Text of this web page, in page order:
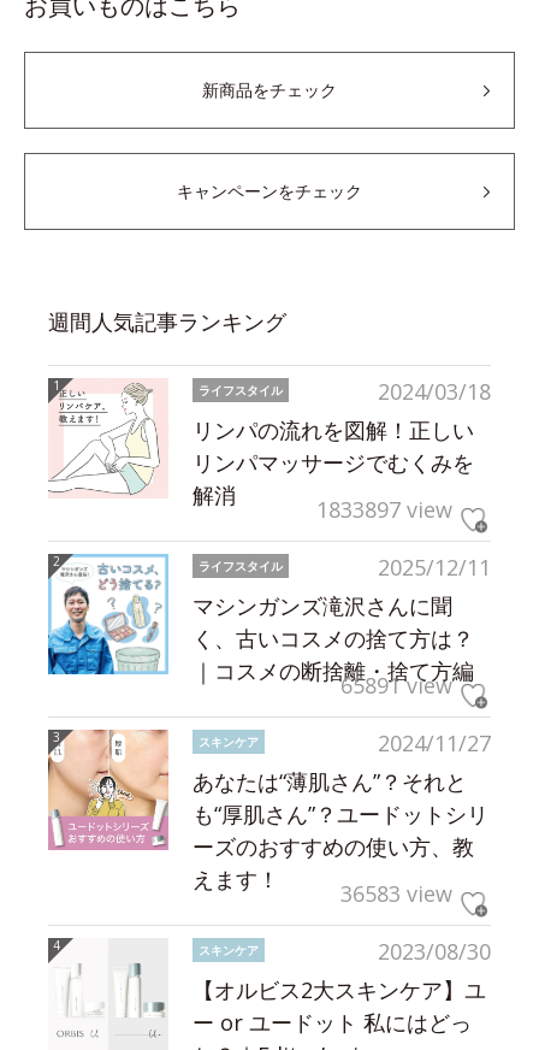
新商品をチェック
キャンペーンをチェック
週間人気記事ランキング
2024/03/18
ライフスタイル
リンパの流れを図解！正しい
リンパマッサージでむくみを
解消
1833897 view
2025/12/11
ライフスタイル
マシンガンズ滝沢さんに聞
く、古いコスメの捨て方は？
｜コスメの断捨離・捨て方編
65891 view
2024/11/27
スキンケア
あなたは“薄肌さん”？それと
も“厚肌さん”？ユードットシリ
ーズのおすすめの使い方、教
えます！
36583 view
2023/08/30
スキンケア
【オルビス2大スキンケア】ユ
ー or ユードット 私にはどっ